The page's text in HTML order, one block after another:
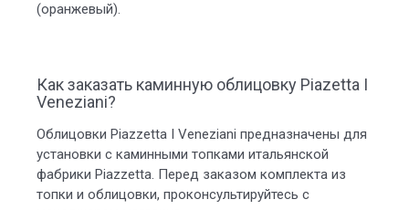
(оранжевый).
Как заказать каминную облицовку Piazetta I
Veneziani?
Облицовки Piazzetta I Veneziani предназначены для
установки с каминными топками итальянской
фабрики Piazzetta. Перед заказом комплекта из
топки и облицовки, проконсультируйтесь с